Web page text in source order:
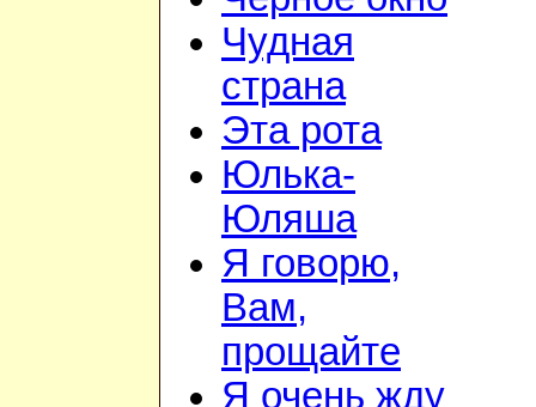
Чудная
страна
Эта рота
Юлька-
Юляша
Я говорю,
Вам,
прощайте
Я очень жду